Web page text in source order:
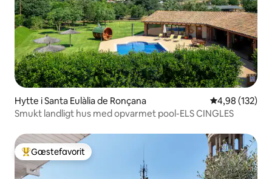
Hytte i Santa Eulàlia de Ronçana 4,98 ud af 5 i
4,98 (132)
Smukt landligt hus med opvarmet pool-ELS CINGLES
Bedste gæstefavorit
Gæstefavorit